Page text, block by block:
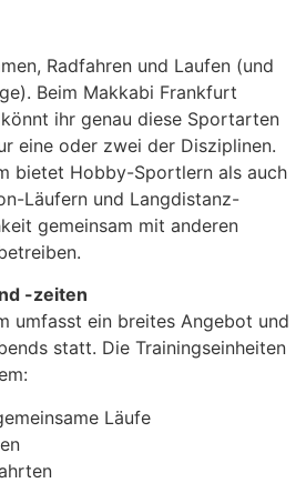
Radfahren und Laufen (und
Beim Makkabi Frankfurt
ihr genau diese Sportarten
eine oder zwei der Disziplinen.
bietet Hobby-Sportlern als auch
Läufern und Langdistanz-
gemeinsam mit anderen
-zeiten
umfasst ein breites Angebot und
statt. Die Trainingseinheiten
Läufe